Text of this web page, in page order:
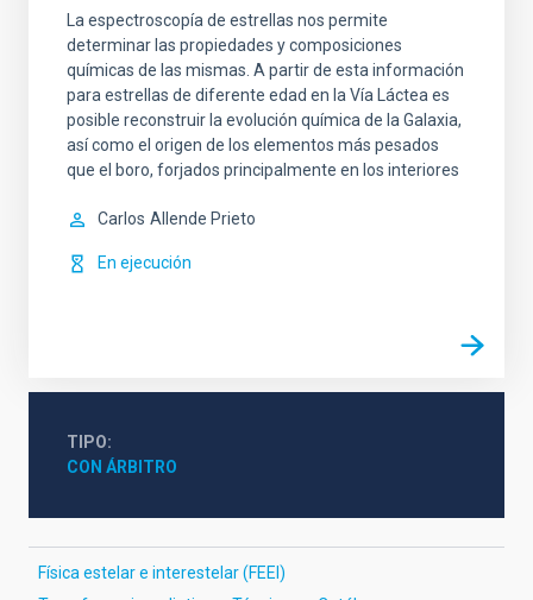
La espectroscopía de estrellas nos permite
determinar las propiedades y composiciones
químicas de las mismas. A partir de esta información
para estrellas de diferente edad en la Vía Láctea es
posible reconstruir la evolución química de la Galaxia,
así como el origen de los elementos más pesados
que el boro, forjados principalmente en los interiores
Carlos Allende Prieto
En ejecución
TIPO
CON ÁRBITRO
Física estelar e interestelar (FEEI)